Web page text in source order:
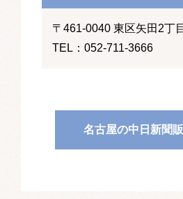
〒461-0040 東区矢田2丁
TEL：052-711-3666
名古屋の中日新聞